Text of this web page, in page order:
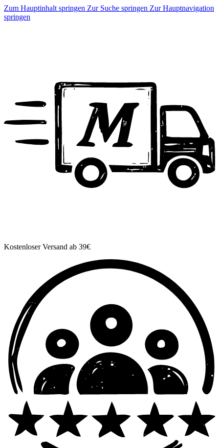
Zum Hauptinhalt springen Zur Suche springen Zur Hauptnavigation
springen
Kostenloser Versand ab 39€